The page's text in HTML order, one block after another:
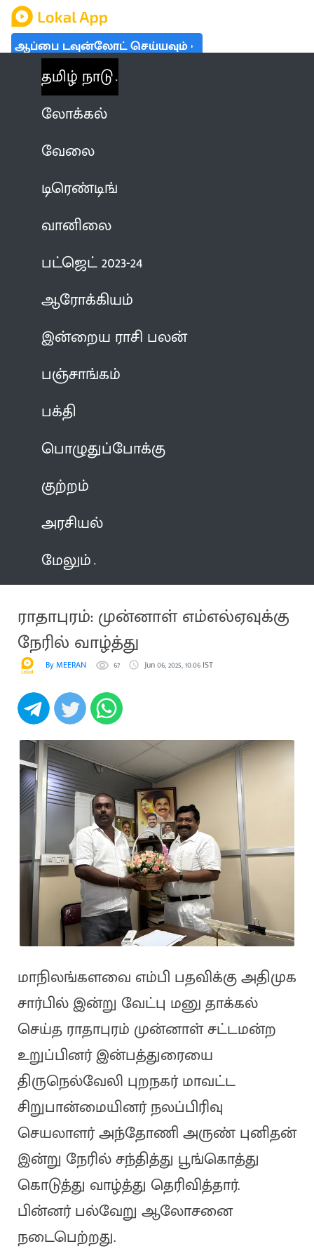
ஆப்பை டவுன்லோட் செய்யவும்
தமிழ் நாடு
லோக்கல்
வேலை
டிரெண்டிங்
வானிலை
பட்ஜெட் 2023-24
ஆரோக்கியம்
இன்றைய ராசி பலன்
பஞ்சாங்கம்
பக்தி
பொழுதுப்போக்கு
குற்றம்
அரசியல்
மேலும்
ராதாபுரம்: முன்னாள் எம்எல்ஏவுக்கு
நேரில் வாழ்த்து
By MEERAN 67 Jun 06, 2025, 10:06 IST
மாநிலங்களவை எம்பி பதவிக்கு அதிமுக
சார்பில் இன்று வேட்பு மனு தாக்கல்
செய்த ராதாபுரம் முன்னாள் சட்டமன்ற
உறுப்பினர் இன்பத்துரையை
திருநெல்வேலி புறநகர் மாவட்ட
சிறுபான்மையினர் நலப்பிரிவு
செயலாளர் அந்தோணி அருண் புனிதன்
இன்று நேரில் சந்தித்து பூங்கொத்து
கொடுத்து வாழ்த்து தெரிவித்தார்.
பின்னர் பல்வேறு ஆலோசனை
நடைபெற்றது.